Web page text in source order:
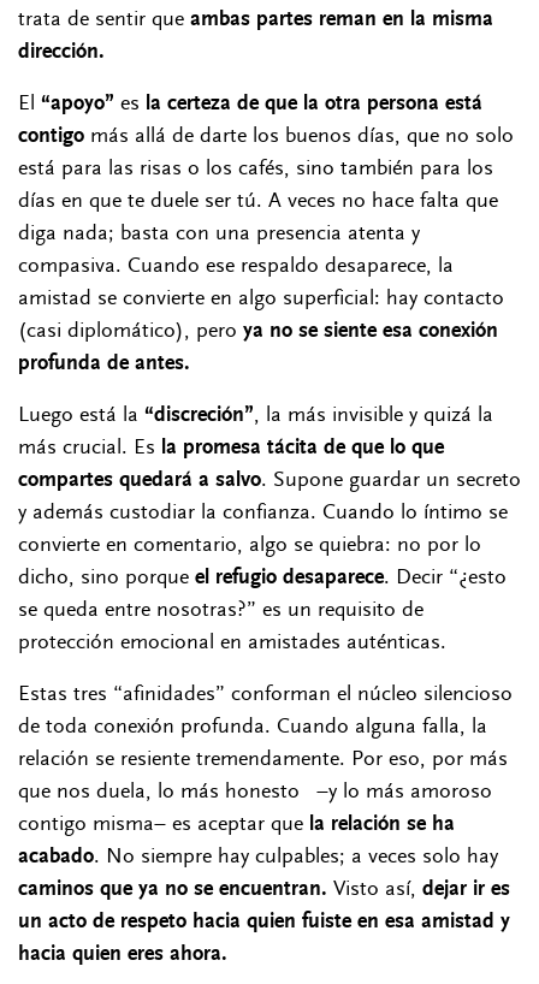
trata de sentir que ambas partes reman en la misma
dirección.
El “apoyo” es la certeza de que la otra persona está
contigo más allá de darte los buenos días, que no solo
está para las risas o los cafés, sino también para los
días en que te duele ser tú. A veces no hace falta que
diga nada; basta con una presencia atenta y
compasiva. Cuando ese respaldo desaparece, la
amistad se convierte en algo superficial: hay contacto
(casi diplomático), pero ya no se siente esa conexión
profunda de antes.
Luego está la “discreción”, la más invisible y quizá la
más crucial. Es la promesa tácita de que lo que
compartes quedará a salvo. Supone guardar un secreto
y además custodiar la confianza. Cuando lo íntimo se
convierte en comentario, algo se quiebra: no por lo
dicho, sino porque el refugio desaparece. Decir “¿esto
se queda entre nosotras?” es un requisito de
protección emocional en amistades auténticas.
Estas tres “afinidades” conforman el núcleo silencioso
de toda conexión profunda. Cuando alguna falla, la
relación se resiente tremendamente. Por eso, por más
que nos duela, lo más honesto –y lo más amoroso
contigo misma– es aceptar que la relación se ha
acabado. No siempre hay culpables; a veces solo hay
caminos que ya no se encuentran. Visto así, dejar ir es
un acto de respeto hacia quien fuiste en esa amistad y
hacia quien eres ahora.